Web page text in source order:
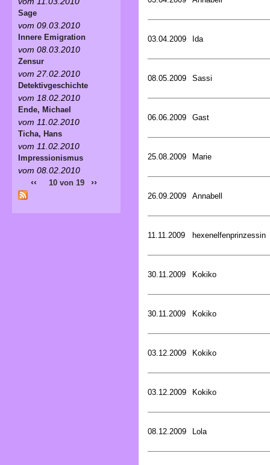
03.04.2009 Ida
08.05.2009 Sassi
06.06.2009 Gast
25.08.2009 Marie
26.09.2009 Annabell
11.11.2009 hexenelfenprinzessin
30.11.2009 Kokiko
30.11.2009 Kokiko
03.12.2009 Kokiko
03.12.2009 Kokiko
08.12.2009 Lola
Sage
vom 09.03.2010
Innere Emigration
vom 08.03.2010
Zensur
vom 27.02.2010
Detektivgeschichte
vom 18.02.2010
Ende, Michael
vom 11.02.2010
Ticha, Hans
vom 11.02.2010
Impressionismus
vom 08.02.2010
‹‹ 10 von 19 ››